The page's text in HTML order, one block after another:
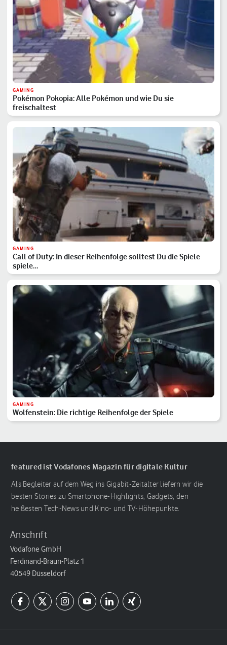
GAMING
Pokémon Pokopia: Alle Pokémon und wie Du sie
freischaltest
GAMING
Call of Duty: In dieser Reihenfolge solltest Du die Spiele
spiele…
GAMING
Wolfenstein: Die richtige Reihenfolge der Spiele
featured ist Vodafones Magazin für digitale Kultur
Als Begleiter auf dem Weg ins Gigabit-Zeitalter liefern wir die
besten Stories zu Smartphone-Highlights, Gadgets, den
heißesten Tech-News und Kino- und TV-Höhepunkte.
Anschrift
Vodafone GmbH
Ferdinand-Braun-Platz 1
40549 Düsseldorf